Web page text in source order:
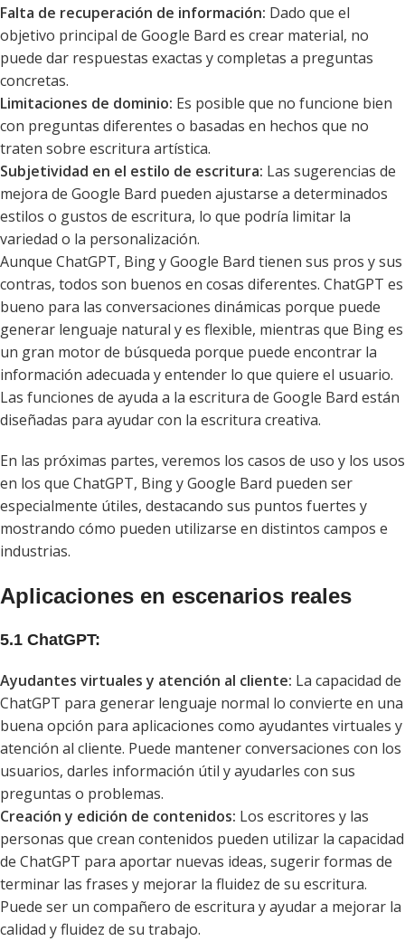
Falta de recuperación de información: Dado que el
objetivo principal de Google Bard es crear material, no
puede dar respuestas exactas y completas a preguntas
concretas.
Limitaciones de dominio: Es posible que no funcione bien
con preguntas diferentes o basadas en hechos que no
traten sobre escritura artística.
Subjetividad en el estilo de escritura: Las sugerencias de
mejora de Google Bard pueden ajustarse a determinados
estilos o gustos de escritura, lo que podría limitar la
variedad o la personalización.
Aunque ChatGPT, Bing y Google Bard tienen sus pros y sus
contras, todos son buenos en cosas diferentes. ChatGPT es
bueno para las conversaciones dinámicas porque puede
generar lenguaje natural y es flexible, mientras que Bing es
un gran motor de búsqueda porque puede encontrar la
información adecuada y entender lo que quiere el usuario.
Las funciones de ayuda a la escritura de Google Bard están
diseñadas para ayudar con la escritura creativa.
En las próximas partes, veremos los casos de uso y los usos
en los que ChatGPT, Bing y Google Bard pueden ser
especialmente útiles, destacando sus puntos fuertes y
mostrando cómo pueden utilizarse en distintos campos e
industrias.
Aplicaciones en escenarios reales
5.1 ChatGPT:
Ayudantes virtuales y atención al cliente: La capacidad de
ChatGPT para generar lenguaje normal lo convierte en una
buena opción para aplicaciones como ayudantes virtuales y
atención al cliente. Puede mantener conversaciones con los
usuarios, darles información útil y ayudarles con sus
preguntas o problemas.
Creación y edición de contenidos: Los escritores y las
personas que crean contenidos pueden utilizar la capacidad
de ChatGPT para aportar nuevas ideas, sugerir formas de
terminar las frases y mejorar la fluidez de su escritura.
Puede ser un compañero de escritura y ayudar a mejorar la
calidad y fluidez de su trabajo.